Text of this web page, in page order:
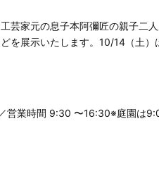
芸家元の息子本阿彌匠の親子二
を展示いたします。10/14（土）
営業時間 9:30 〜16:30※庭園は